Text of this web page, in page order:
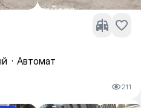
· Автомат
211